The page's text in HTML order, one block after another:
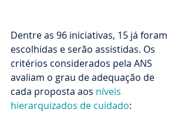
Dentre as 96 iniciativas, 15 já foram
escolhidas e serão assistidas. Os
critérios considerados pela ANS
avaliam o grau de adequação de
cada proposta aos níveis
hierarquizados de cuidado: